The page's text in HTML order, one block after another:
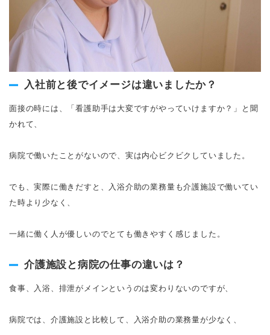
入社前と後でイメージは違いましたか？
面接の時には、「看護助手は大変ですがやっていけますか？」と聞
かれて、
病院で働いたことがないので、実は内心ビクビクしていました。
でも、実際に働きだすと、入浴介助の業務量も介護施設で働いてい
た時より少なく、
一緒に働く人が優しいのでとても働きやすく感じました。
介護施設と病院の仕事の違いは？
食事、入浴、排泄がメインというのは変わりないのですが、
病院では、介護施設と比較して、入浴介助の業務量が少なく、